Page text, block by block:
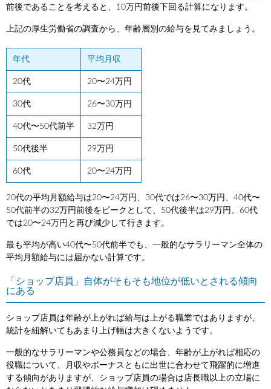
前後であることを考えると、10万円前後下回る計算になります。
上記の厚生労働省の調査から、年齢層別の給与を見てみましょう。
年代 平均月収
20代 20〜24万円
30代 26〜30万円
40代〜50代前半 32万円
50代後半 29万円
60代 20〜24万円
20代の平均月額給与は20〜24万円、30代では26〜30万円、40代〜
50代前半の32万円前後をピークとして、50代後半は29万円、60代
では20〜24万円と再び減少して行きます。
最も平均が高い40代〜50代前半でも、一般的なサラリーマン全体の
平均月額給与には届かない計算です。
「ショップ店員」自体がそもそも地位が低いとされる傾向
にある
ショップ店員は年齢が上がれば給与は上がる職業ではありますが、
統計を紐解いてもあまり上げ幅は大きくないようです。
一般的なサラリーマンや公務員などの場合、年齢が上がれば相応の
役職について、月収やボーナスともに出世に合わせて飛躍的に増進
する傾向がありますが、ショップ店員の場合は店長職以上の立場に